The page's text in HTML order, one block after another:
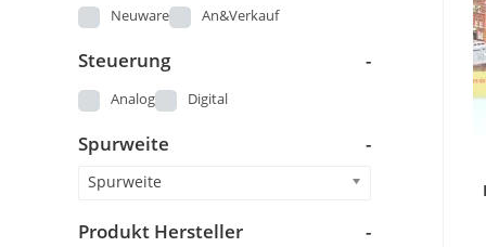
Loks
Modellbau - Sonstige
Märklin 00
Piko DDR Produktion vor 1973
Spielzeug DDR
Neuware An&Verkauf
Steuerung -
Analog Digital
Spurweite -
Spurweite
Produkt Hersteller -